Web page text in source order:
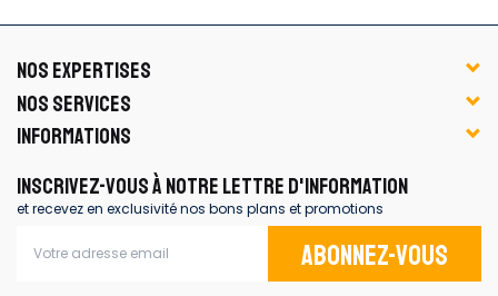
NOS EXPERTISES
NOS SERVICES
INFORMATIONS
INSCRIVEZ-VOUS À NOTRE LETTRE D'INFORMATION
et recevez en exclusivité nos bons plans et promotions
Abonnez-vous